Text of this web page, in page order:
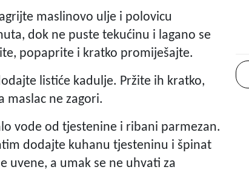
maslinovo ulje i polovicu
dok ne puste tekućinu i lagano se
popaprite i kratko promiješajte.
listiće kadulje. Pržite ih kratko,
maslac ne zagori.
vode od tjestenine i ribani parmezan.
dodajte kuhanu tjesteninu i špinat
uvene, a umak se ne uhvati za